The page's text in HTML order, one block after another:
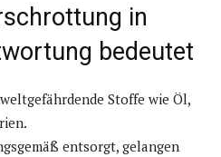
in
bedeutet
Stoffe wie Öl,
entsorgt, gelangen